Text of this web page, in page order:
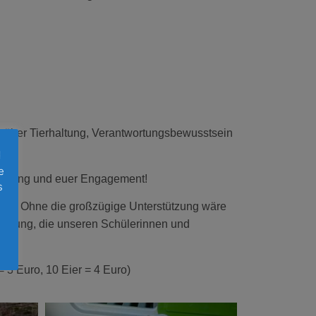
Tierhaltung, Verantwortungsbewusstsein
und euer Engagement!
Ohne die großzügige Unterstützung wäre
die unseren Schülerinnen und
3 Euro, 10 Eier = 4 Euro)